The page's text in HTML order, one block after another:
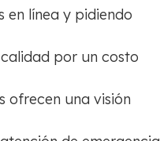
en línea y pidiendo
por un costo
ofrecen una visión